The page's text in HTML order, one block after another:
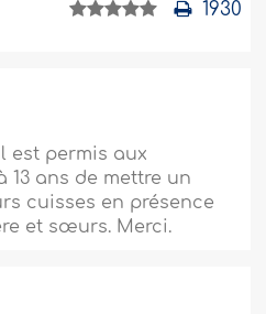
1930
est permis aux
13 ans de mettre un
cuisses en présence
et sœurs. Merci.